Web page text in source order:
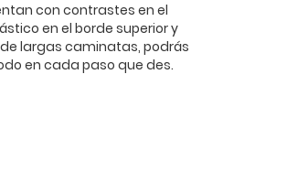
con contrastes en el
en el borde superior y
largas caminatas, podrás
en cada paso que des.